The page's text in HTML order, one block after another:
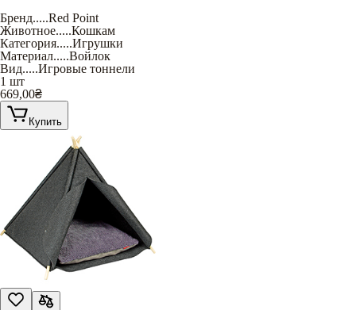
Бренд.....Red Point
Животное.....Кошкам
Категория.....Игрушки
Материал.....Войлок
Вид.....Игровые тоннели
1 шт
669,00₴
Купить